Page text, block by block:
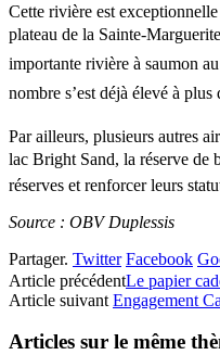
Cette rivière est
plateau de la Sainte-
importante rivière à saumon
nombre s’est déjà élevé à
Par ailleurs, plusieurs autres
lac Bright Sand, la réserve de
réserves et renforcer leurs
Source : OBV Duplessis
Partager. Twitter Facebook
Article précédentLe papier
Article suivant Engagement
Articles sur le même